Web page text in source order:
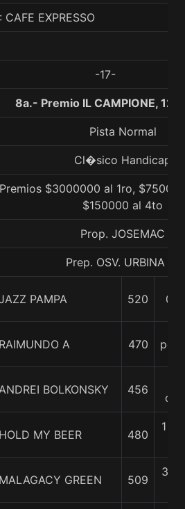
CAFE EXPRESSO
-17-
8a.- Premio IL CAMPIONE,
Pista Normal
Cl�sico Handicap
Premios $3000000 al 1ro,
$150000 al 4to
Prop. JOSEMAC
Prep. OSV. URBINA H.
PAMPA 520 0/0
RAIMUNDO A 470
BOLKONSKY 456
cpo
HOLD MY BEER 480
1 3/
MALAGACY GREEN 509
3 1/